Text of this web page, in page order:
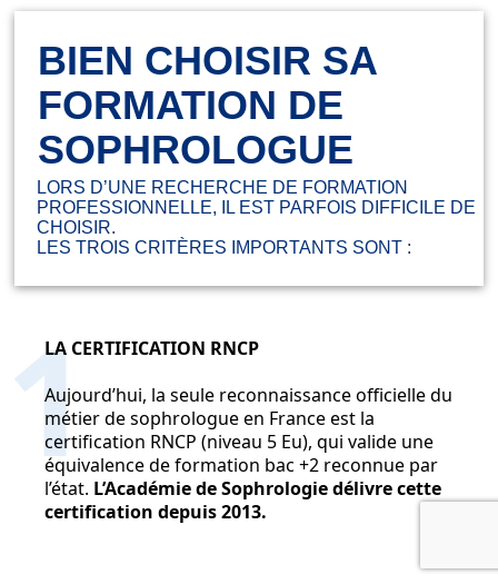
BIEN CHOISIR SA
FORMATION DE
SOPHROLOGUE
LORS D’UNE RECHERCHE DE FORMATION
PROFESSIONNELLE, IL EST PARFOIS DIFFICILE DE
CHOISIR.
LES TROIS CRITÈRES IMPORTANTS SONT :
1
LA CERTIFICATION RNCP
Aujourd’hui, la seule reconnaissance officielle du
métier de sophrologue en France est la
certification RNCP (niveau 5 Eu), qui valide une
équivalence de formation bac +2 reconnue par
l’état. L’Académie de Sophrologie délivre cette
certification depuis 2013.